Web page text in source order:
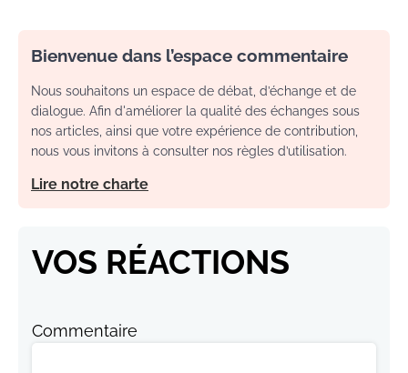
Bienvenue dans l’espace commentaire
Nous souhaitons un espace de débat, d’échange et de
dialogue. Afin d'améliorer la qualité des échanges sous
nos articles, ainsi que votre expérience de contribution,
nous vous invitons à consulter nos règles d’utilisation.
Lire notre charte
VOS RÉACTIONS
Commentaire